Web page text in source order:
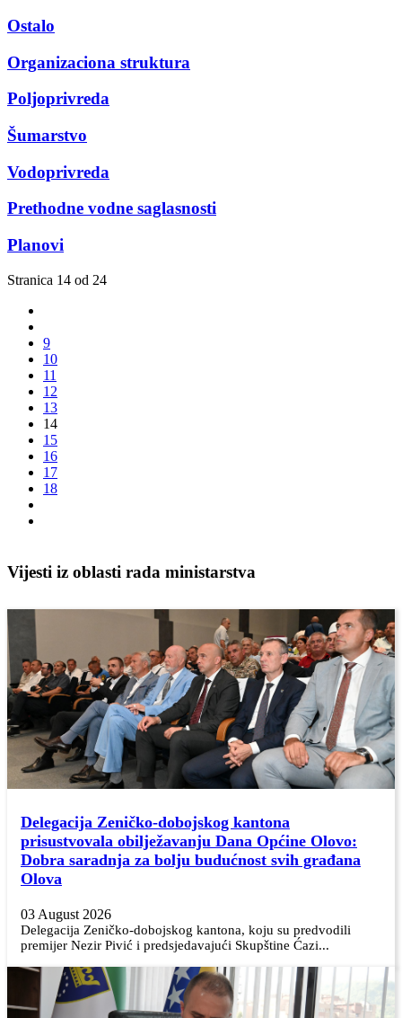
Ostalo
Organizaciona struktura
Poljoprivreda
Šumarstvo
Vodoprivreda
Prethodne vodne saglasnosti
Planovi
Stranica 14 od 24
9
10
11
12
13
14
15
16
17
18
Vijesti iz oblasti rada ministarstva
Delegacija Zeničko-dobojskog kantona
prisustvovala obilježavanju Dana Općine Olovo:
Dobra saradnja za bolju budućnost svih građana
Olova
03 August 2026
Delegacija Zeničko-dobojskog kantona, koju su predvodili
premijer Nezir Pivić i predsjedavajući Skupštine Ćazi...